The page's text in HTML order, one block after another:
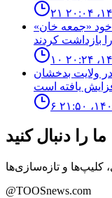
خود «جمعه خان»
ولايت بدخشان
ما را دنبال کنید
@TOOSnews.com